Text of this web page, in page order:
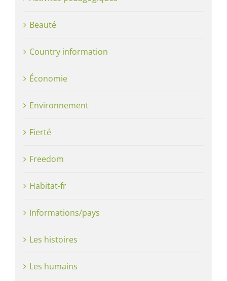
Beauté
Country information
Économie
Environnement
Fierté
Freedom
Habitat-fr
Informations/pays
Les histoires
Les humains